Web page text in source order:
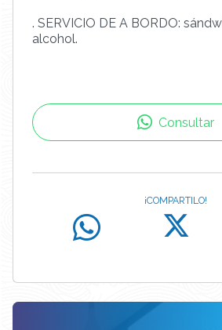
. SERVICIO DE A BORDO:
alcohol.
Consultar
¡COMPARTILO!